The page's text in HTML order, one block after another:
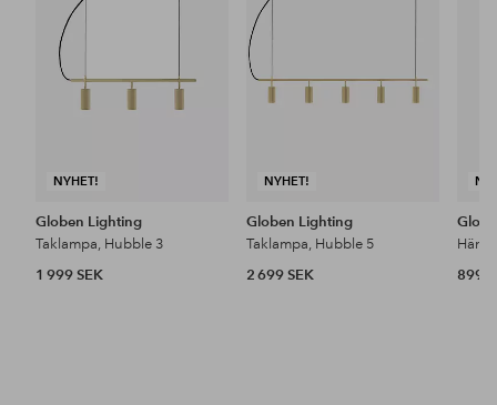
NYHET!
Globen Lighting
Taklampa, Hubble 3
1 999 SEK
NYHET!
Globen Lighting
Taklampa, Hubble 5
2 699 SEK
899